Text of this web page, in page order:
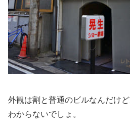
外観は割と普通のビルなんだけ
わからないでしょ。